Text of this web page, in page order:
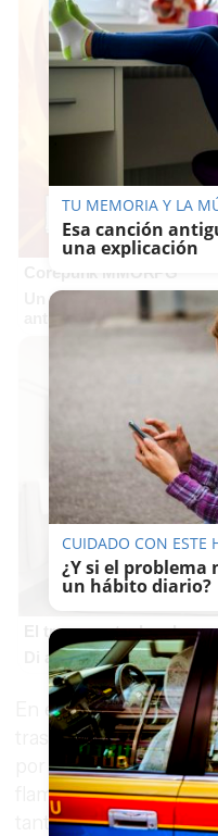
Corepunk MMORPG
Un verdadero MMORPG
antes, pero mejor!
El truco contra la cal
Di adiós a la cal del
En el caso del
tras una trayectoria
por la renovación
flamenco y para
tanto como la copla,
TU MEMORIA Y LA
Esa canción
una explicación
CUIDADO CON ESTE
¿Y si el problema
un hábito diario?